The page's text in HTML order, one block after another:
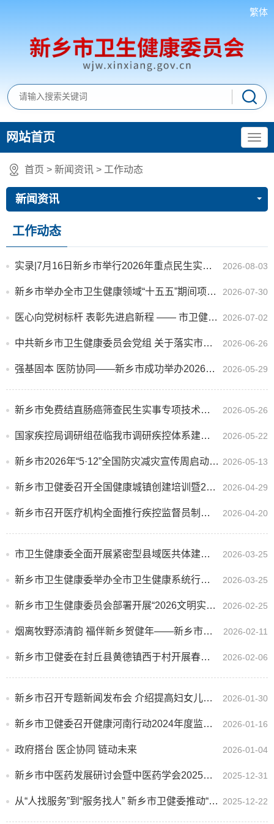
繁体
网站首页
首页 > 新闻资讯 > 工作动态
新闻资讯
工作动态
实录|7月16日新乡市举行2026年重点民生实事上半年进展成效新闻发布会 2026-08-03
新乡市举办全市卫生健康领域“十五五”期间项目谋划暨建设管理专题培训 2026-07-30
医心向党树标杆 表彰先进启新程 —— 市卫健委召开庆祝建党 105 周年活动 2026-07-02
中共新乡市卫生健康委员会党组 关于落实市委巡察反馈意见整改情况的通报 2026-06-26
强基固本 医防协同——新乡市成功举办2026年全市医疗机构疾控监督员工作培训班 2026-05-29
新乡市免费结直肠癌筛查民生实事专项技术培训班成功举办 2026-05-26
国家疾控局调研组莅临我市调研疾控体系建设工作 2026-05-22
新乡市2026年“5·12”全国防灾减灾宣传周启动 卫健义诊护航群众健康 2026-05-13
新乡市卫健委召开全国健康城镇创建培训暨2025年度健康河南行动监测评估动员会 2026-04-29
新乡市召开医疗机构全面推行疾控监督员制度工作部署会 2026-04-20
市卫生健康委全面开展紧密型县域医共体建设工作帮扶指导 2026-03-25
新乡市卫生健康委举办全市卫生健康系统行政审批暨老龄健康业务工作培训班 2026-03-25
新乡市卫生健康委员会部署开展“2026文明实践我行动”主题活动 2026-02-25
烟离牧野添清韵 福伴新乡贺健年——新乡市卫生健康委员会发布“无烟春节”倡议书 2026-02-11
新乡市卫健委在封丘县黄德镇西于村开展春节前走访慰问活动 2026-02-06
新乡市召开专题新闻发布会 介绍提高妇女儿童健康保障水平与加强医疗卫生服务民生实事落实情况 2026-01-30
新乡市卫健委召开健康河南行动2024年度监测情况整改推进专题会议 2026-01-16
政府搭台 医企协同 链动未来 2026-01-04
新乡市中医药发展研讨会暨中医药学会2025年年会圆满召开 2025-12-31
从“人找服务”到“服务找人” 新乡市卫健委推动“无感审批”改革 2025-12-22